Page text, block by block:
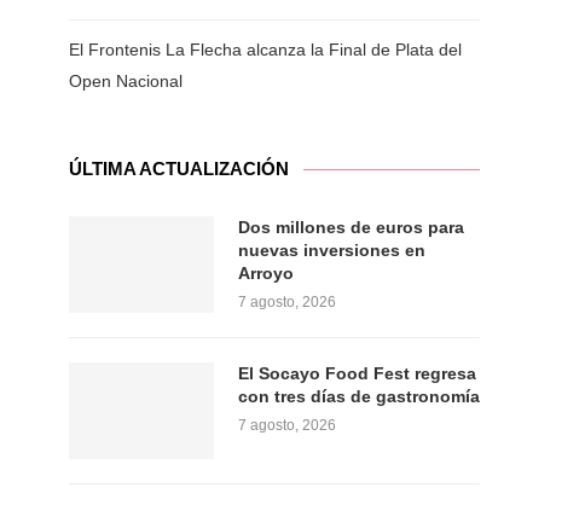
El Frontenis La Flecha alcanza la Final de Plata del
Open Nacional
ÚLTIMA ACTUALIZACIÓN
Dos millones de euros para
nuevas inversiones en
Arroyo
7 agosto, 2026
El Socayo Food Fest regresa
con tres días de gastronomía
7 agosto, 2026